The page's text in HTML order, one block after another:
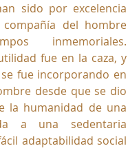
sido por excelencia
del hombre
inmemoriales.
fue en la caza, y
fue incorporando en
desde que se dio
la humanidad de una
a una sedentaria
adaptabilidad social